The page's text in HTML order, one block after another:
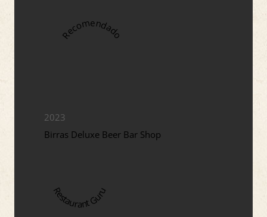
Recomendado
2023
Birras Deluxe Beer Bar Shop
Restaurant Guru